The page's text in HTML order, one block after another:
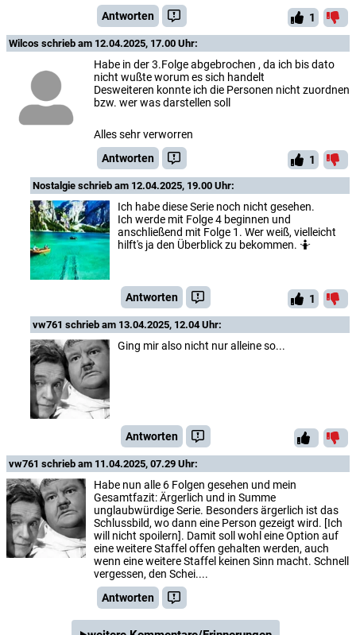
Antworten
1
Wilcos schrieb am 12.04.2025, 17.00 Uhr:
Habe in der 3.Folge abgebrochen , da ich bis dato
nicht wußte worum es sich handelt
Desweiteren konnte ich die Personen nicht zuordnen
bzw. wer was darstellen soll
Alles sehr verworren
Antworten
1
Nostalgie schrieb am 12.04.2025, 19.00 Uhr:
Ich habe diese Serie noch nicht gesehen.
Ich werde mit Folge 4 beginnen und
anschließend mit Folge 1. Wer weiß, vielleicht
hilft's ja den Überblick zu bekommen. 🤷
Antworten 1
vw761 schrieb am 13.04.2025, 12.04 Uhr:
Ging mir also nicht nur alleine so...
Antworten
vw761 schrieb am 11.04.2025, 07.29 Uhr:
Habe nun alle 6 Folgen gesehen und mein
Gesamtfazit: Ärgerlich und in Summe
unglaubwürdige Serie. Besonders ärgerlich ist das
Schlussbild, wo dann eine Person gezeigt wird. [Ich
will nicht spoilern]. Damit soll wohl eine Option auf
eine weitere Staffel offen gehalten werden, auch
wenn eine weitere Staffel keinen Sinn macht. Schnell
vergessen, den Schei....
Antworten